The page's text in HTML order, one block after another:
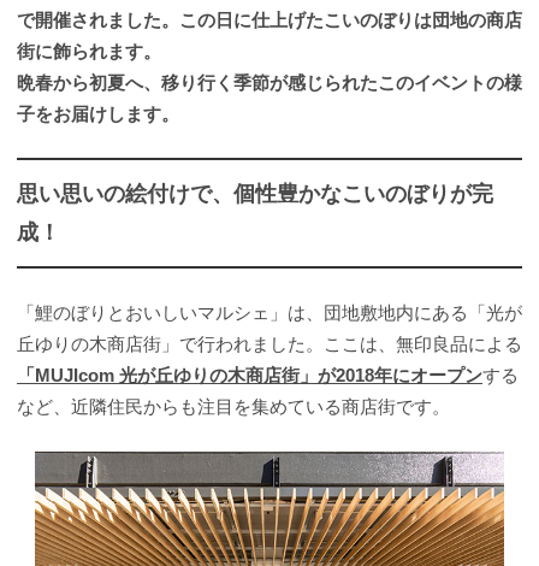
で開催されました。この日に仕上げたこいのぼりは団地の商店
街に飾られます。
晩春から初夏へ、移り行く季節が感じられたこのイベントの様
子をお届けします。
思い思いの絵付けで、個性豊かなこいのぼりが完
成！
「鯉のぼりとおいしいマルシェ」は、団地敷地内にある「光が
丘ゆりの木商店街」で行われました。ここは、無印良品による
「MUJIcom 光が丘ゆりの木商店街」が2018年にオープンする
など、近隣住民からも注目を集めている商店街です。